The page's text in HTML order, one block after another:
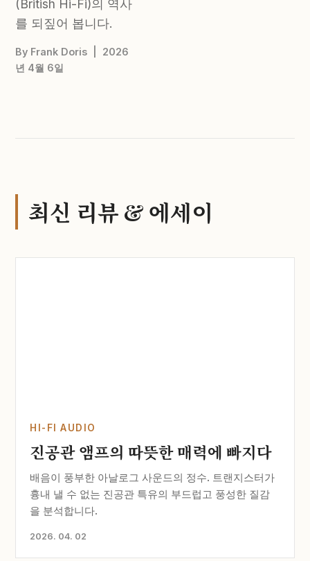
(British Hi-Fi)의 역사
를 되짚어 봅니다.
By Frank Doris | 2026
년 4월 6일
최신 리뷰 & 에세이
HI-FI AUDIO
진공관 앰프의 따뜻한 매력에 빠지다
배음이 풍부한 아날로그 사운드의 정수. 트랜지스터가
흉내 낼 수 없는 진공관 특유의 부드럽고 풍성한 질감
을 분석합니다.
2026. 04. 02